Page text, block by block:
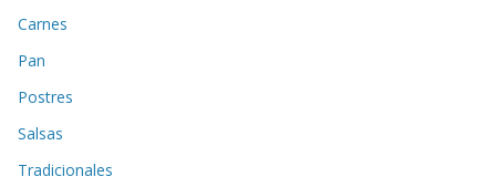
Carnes
Pan
Postres
Salsas
Tradicionales